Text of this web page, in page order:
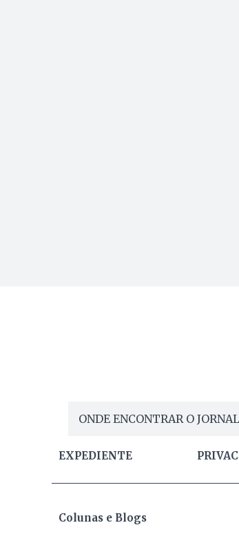
ONDE ENCONTRAR O
EXPEDIENTE
Colunas e Blogs